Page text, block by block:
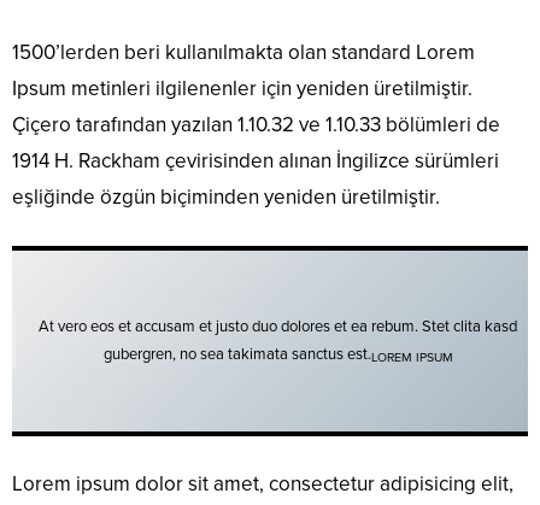
1500’lerden beri kullanılmakta olan standard Lorem
Ipsum metinleri ilgilenenler için yeniden üretilmiştir.
Çiçero tarafından yazılan 1.10.32 ve 1.10.33 bölümleri de
1914 H. Rackham çevirisinden alınan İngilizce sürümleri
eşliğinde özgün biçiminden yeniden üretilmiştir.
At vero eos et accusam et justo duo dolores et ea rebum. Stet clita kasd
gubergren, no sea takimata sanctus est.LOREM IPSUM
Lorem ipsum dolor sit amet, consectetur adipisicing elit,